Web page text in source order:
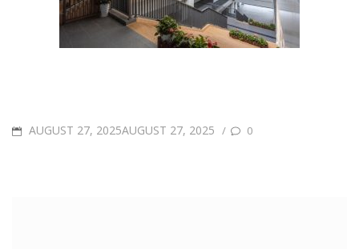
POSTED
AUGUST 27, 2025AUGUST 27, 2025 / 0